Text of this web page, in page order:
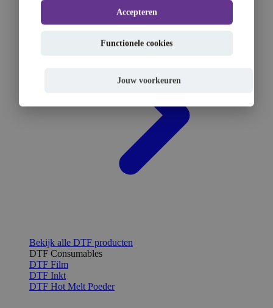
Bekijk alle DTF producten
DTF Consumables
DTF Film
DTF Inkt
DTF Hot Melt Poeder
Accepteren
Functionele cookies
Jouw voorkeuren